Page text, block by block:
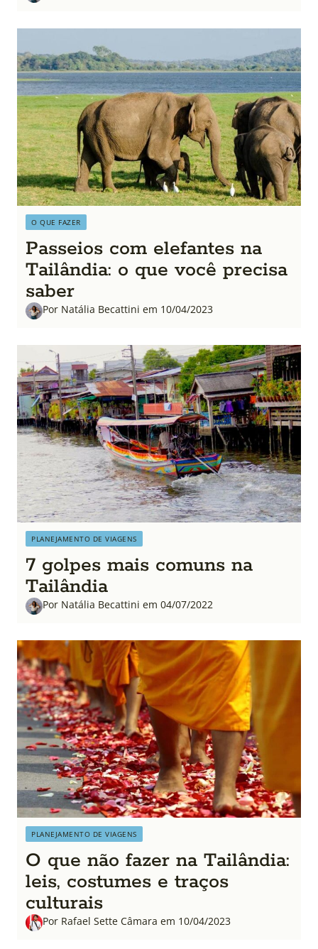
O QUE FAZER
Passeios com elefantes na
Tailândia: o que você precisa
saber
Por Natália Becattini em 10/04/2023
PLANEJAMENTO DE VIAGENS
7 golpes mais comuns na
Tailândia
Por Natália Becattini em 04/07/2022
PLANEJAMENTO DE VIAGENS
O que não fazer na Tailândia:
leis, costumes e traços
culturais
Por Rafael Sette Câmara em 10/04/2023